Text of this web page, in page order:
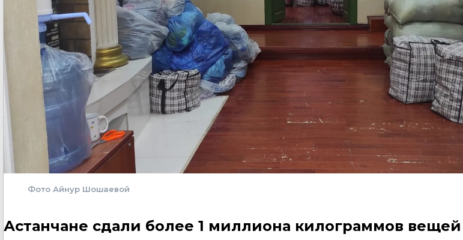
Фото Айнур Шошаевой
Астанчане сдали более 1 миллиона килограммов вещей